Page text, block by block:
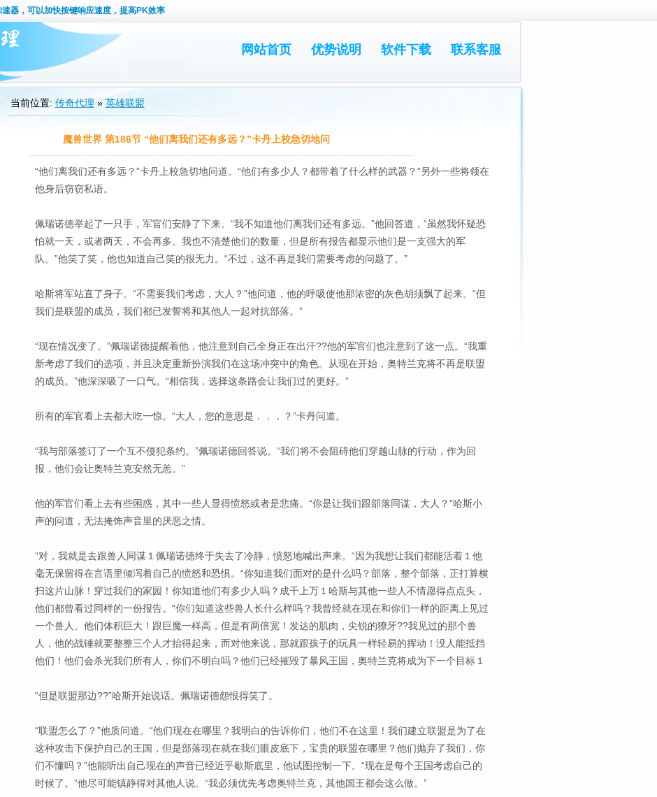
器，可以加快按键响应速度，提高PK效率
网站首页 优势说明 软件下载 联系客服
当前位置: 传奇代理 » 英雄联盟
魔兽世界 第186节 “他们离我们还有多远？”卡丹上校急切地问
“他们离我们还有多远？”卡丹上校急切地问道。“他们有多少人？都带着了什么样的武器？”另外一些将领在
他身后窃窃私语。
佩瑞诺德举起了一只手，军官们安静了下来。“我不知道他们离我们还有多远。”他回答道，“虽然我怀疑恐
怕就一天，或者两天，不会再多。我也不清楚他们的数量，但是所有报告都显示他们是一支强大的军
队。”他笑了笑，他也知道自己笑的很无力。“不过，这不再是我们需要考虑的问题了。”
哈斯将军站直了身子。“不需要我们考虑，大人？”他问道，他的呼吸使他那浓密的灰色胡须飘了起来。“但
我们是联盟的成员，我们都已发誓将和其他人一起对抗部落。”
“现在情况变了。”佩瑞诺德提醒着他，他注意到自己全身正在出汗??他的军官们也注意到了这一点。“我重
新考虑了我们的选项，并且决定重新扮演我们在这场冲突中的角色。从现在开始，奥特兰克将不再是联盟
的成员。”他深深吸了一口气。“相信我，选择这条路会让我们过的更好。”
所有的军官看上去都大吃一惊。“大人，您的意思是．．．？”卡丹问道。
“我与部落签订了一个互不侵犯条约。”佩瑞诺德回答说。“我们将不会阻碍他们穿越山脉的行动，作为回
报，他们会让奥特兰克安然无恙。”
他的军官们看上去有些困惑，其中一些人显得愤怒或者是悲痛。“你是让我们跟部落同谋，大人？”哈斯小
声的问道，无法掩饰声音里的厌恶之情。
“对，我就是去跟兽人同谋１佩瑞诺德终于失去了冷静，愤怒地喊出声来。“因为我想让我们都能活着１他
毫无保留得在言语里倾泻着自己的愤怒和恐惧。“你知道我们面对的是什么吗？部落，整个部落，正打算横
扫这片山脉！穿过我们的家园！你知道他们有多少人吗？成千上万１哈斯与其他一些人不情愿得点点头，
他们都曾看过同样的一份报告。“你们知道这些兽人长什么样吗？我曾经就在现在和你们一样的距离上见过
一个兽人。他们体积巨大！跟巨魔一样高，但是有两倍宽！发达的肌肉，尖锐的獠牙??我见过的那个兽
人，他的战锤就要整整三个人才抬得起来，而对他来说，那就跟孩子的玩具一样轻易的挥动！没人能抵挡
他们！他们会杀光我们所有人，你们不明白吗？他们已经摧毁了暴风王国，奥特兰克将成为下一个目标１
“但是联盟那边??”哈斯开始说话。佩瑞诺德怨恨得笑了。
“联盟怎么了？”他质问道。“他们现在在哪里？我明白的告诉你们，他们不在这里！我们建立联盟是为了在
这种攻击下保护自己的王国，但是部落现在就在我们眼皮底下，宝贵的联盟在哪里？他们抛弃了我们，你
们不懂吗？”他能听出自己现在的声音已经近乎歇斯底里，他试图控制一下。“现在是每个王国考虑自己的
时候了。”他尽可能镇静得对其他人说。“我必须优先考虑奥特兰克，其他国王都会这么做。”